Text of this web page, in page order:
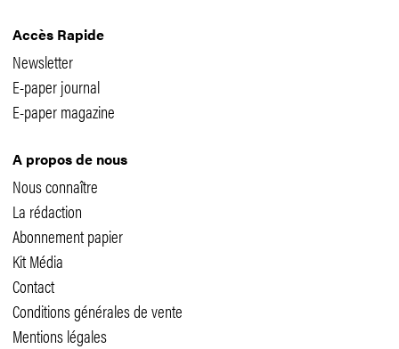
Accès Rapide
Newsletter
E-paper journal
E-paper magazine
A propos de nous
Nous connaître
La rédaction
Abonnement papier
Kit Média
Contact
Conditions générales de vente
Mentions légales